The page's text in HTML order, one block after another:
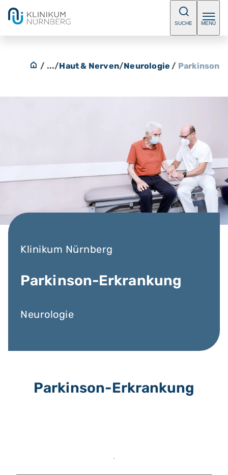
SUCHE MENÜ
/ .../Haut & Nerven/Neurologie / Parkinson
Klinikum Nürnberg
Parkinson-Erkrankung
Neurologie
Parkinson-Erkrankung